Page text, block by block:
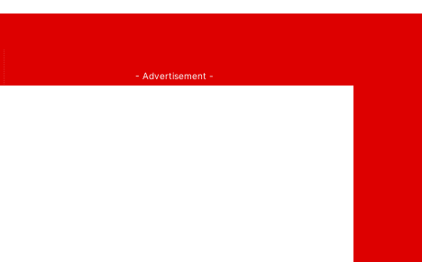
- Advertisement -